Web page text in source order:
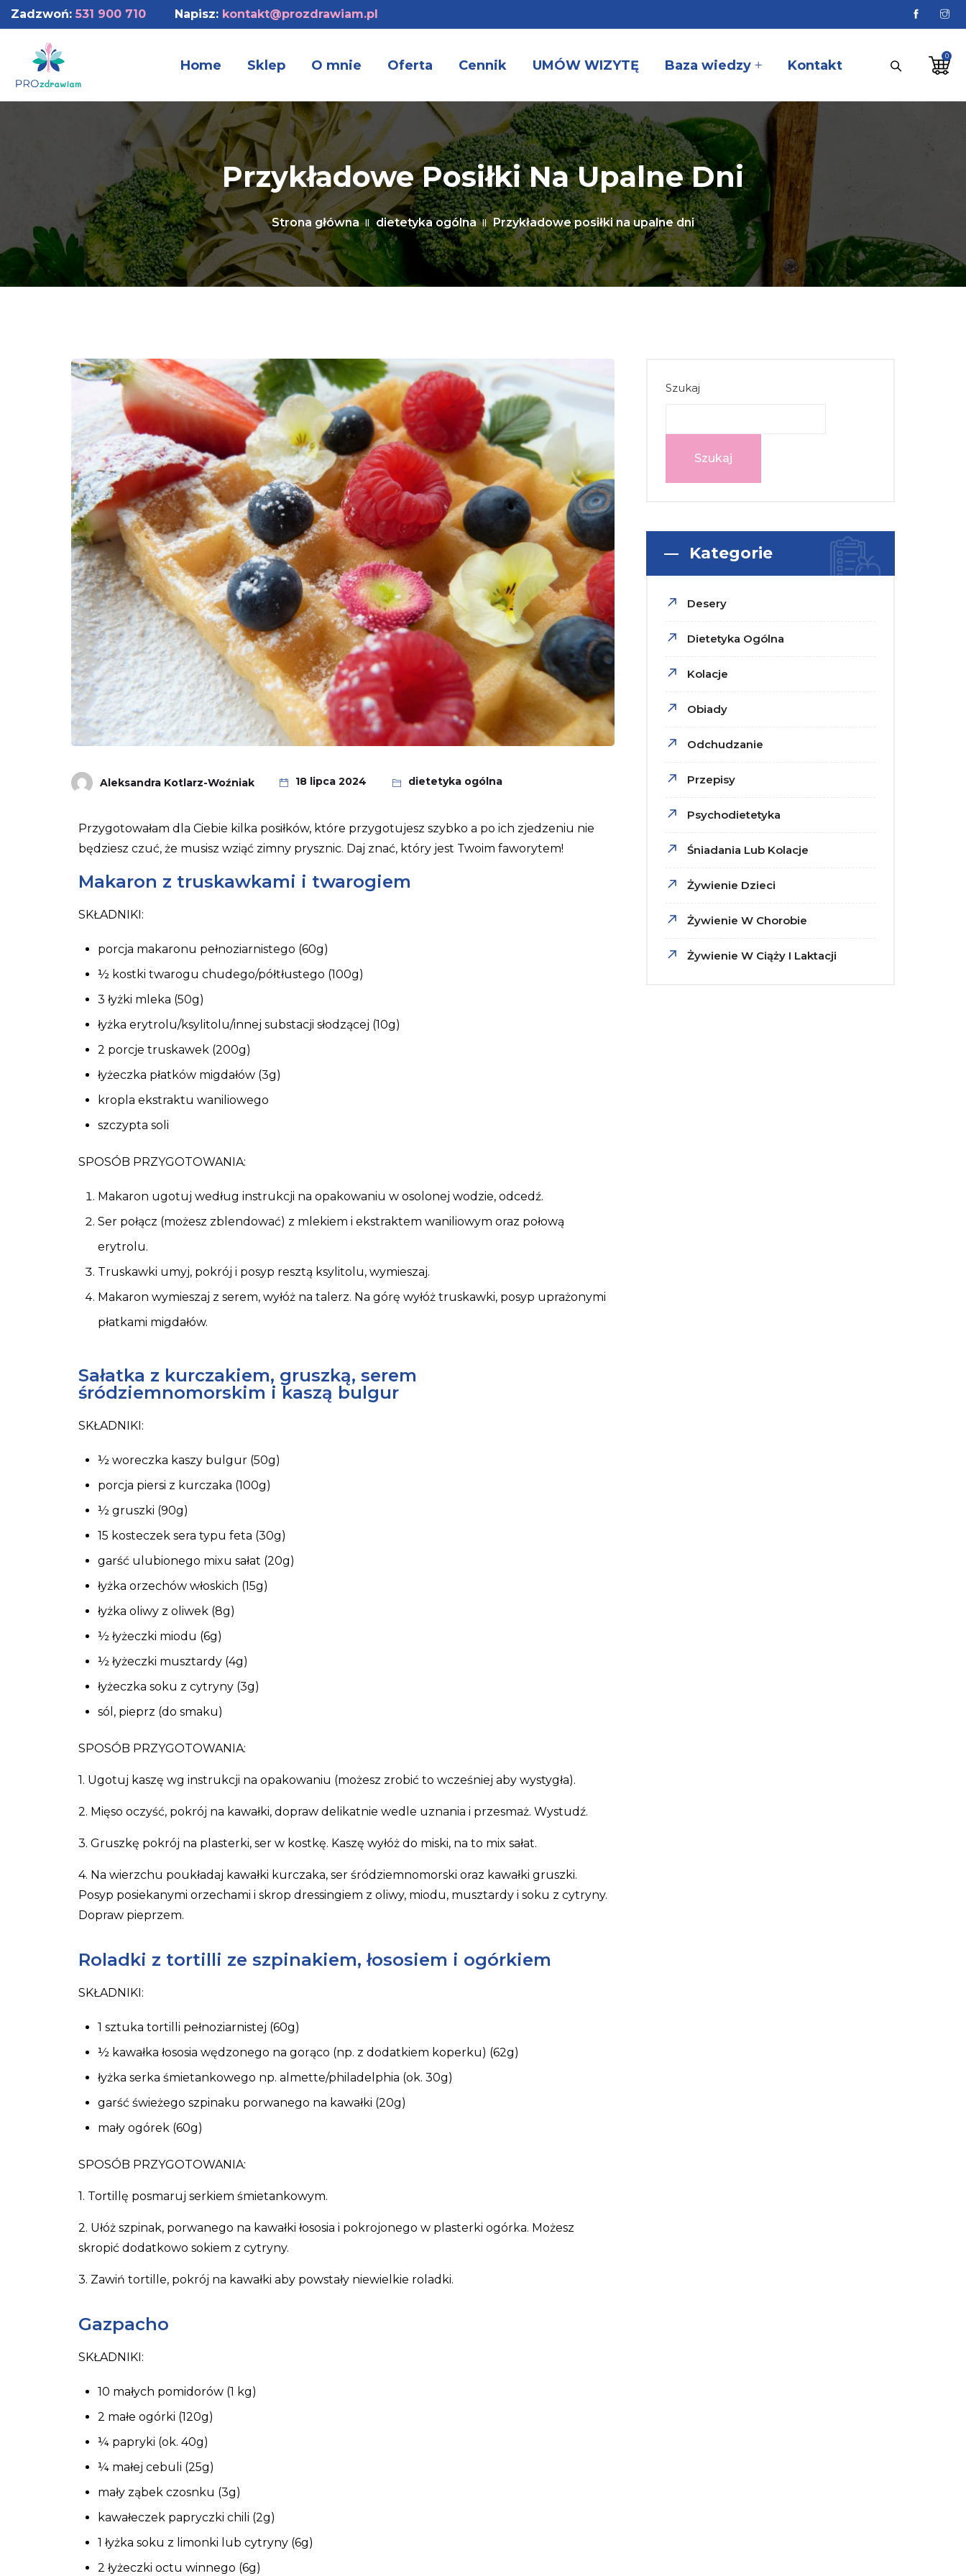
Zadzwoń:531 900 710 Napisz: kontakt@prozdrawiam.pl
Home Sklep O mnie Oferta Cennik UMÓW WIZYTĘ Baza wiedzy Kontakt
Przykładowe Posiłki Na Upalne Dni
Strona główna dietetyka ogólna Przykładowe posiłki na upalne dni
Aleksandra Kotlarz-Woźniak 18 lipca 2024 dietetyka ogólna
Przygotowałam dla Ciebie kilka posiłków, które przygotujesz szybko a po ich zjedzeniu nie
będziesz czuć, że musisz wziąć zimny prysznic. Daj znać, który jest Twoim faworytem!
Makaron z truskawkami i twarogiem
SKŁADNIKI:
porcja makaronu pełnoziarnistego (60g)
½ kostki twarogu chudego/półtłustego (100g)
3 łyżki mleka (50g)
łyżka erytrolu/ksylitolu/innej substacji słodzącej (10g)
2 porcje truskawek (200g)
łyżeczka płatków migdałów (3g)
kropla ekstraktu waniliowego
szczypta soli
SPOSÓB PRZYGOTOWANIA:
Makaron ugotuj według instrukcji na opakowaniu w osolonej wodzie, odcedź.
Ser połącz (możesz zblendować) z mlekiem i ekstraktem waniliowym oraz połową
erytrolu.
Truskawki umyj, pokrój i posyp resztą ksylitolu, wymieszaj.
Makaron wymieszaj z serem, wyłóż na talerz. Na górę wyłóż truskawki, posyp uprażonymi
płatkami migdałów.
Sałatka z kurczakiem, gruszką, serem
śródziemnomorskim i kaszą bulgur
SKŁADNIKI:
½ woreczka kaszy bulgur (50g)
porcja piersi z kurczaka (100g)
½ gruszki (90g)
15 kosteczek sera typu feta (30g)
garść ulubionego mixu sałat (20g)
łyżka orzechów włoskich (15g)
łyżka oliwy z oliwek (8g)
½ łyżeczki miodu (6g)
½ łyżeczki musztardy (4g)
łyżeczka soku z cytryny (3g)
sól, pieprz (do smaku)
SPOSÓB PRZYGOTOWANIA:
1. Ugotuj kaszę wg instrukcji na opakowaniu (możesz zrobić to wcześniej aby wystygła).
2. Mięso oczyść, pokrój na kawałki, dopraw delikatnie wedle uznania i przesmaż. Wystudź.
3. Gruszkę pokrój na plasterki, ser w kostkę. Kaszę wyłóż do miski, na to mix sałat.
4. Na wierzchu poukładaj kawałki kurczaka, ser śródziemnomorski oraz kawałki gruszki.
Posyp posiekanymi orzechami i skrop dressingiem z oliwy, miodu, musztardy i soku z cytryny.
Dopraw pieprzem.
Roladki z tortilli ze szpinakiem, łososiem i ogórkiem
SKŁADNIKI:
1 sztuka tortilli pełnoziarnistej (60g)
½ kawałka łososia wędzonego na gorąco (np. z dodatkiem koperku) (62g)
łyżka serka śmietankowego np. almette/philadelphia (ok. 30g)
garść świeżego szpinaku porwanego na kawałki (20g)
mały ogórek (60g)
SPOSÓB PRZYGOTOWANIA:
1. Tortillę posmaruj serkiem śmietankowym.
2. Ułóż szpinak, porwanego na kawałki łososia i pokrojonego w plasterki ogórka. Możesz
skropić dodatkowo sokiem z cytryny.
3. Zawiń tortille, pokrój na kawałki aby powstały niewielkie roladki.
Gazpacho
SKŁADNIKI:
10 małych pomidorów (1 kg)
2 małe ogórki (120g)
¼ papryki (ok. 40g)
¼ małej cebuli (25g)
mały ząbek czosnku (3g)
kawałeczek papryczki chili (2g)
1 łyżka soku z limonki lub cytryny (6g)
2 łyżeczki octu winnego (6g)
Szukaj
Szukaj
Kategorie
Desery
Dietetyka Ogólna
Kolacje
Obiady
Odchudzanie
Przepisy
Psychodietetyka
Śniadania Lub Kolacje
Żywienie Dzieci
Żywienie W Chorobie
Żywienie W Ciąży I Laktacji